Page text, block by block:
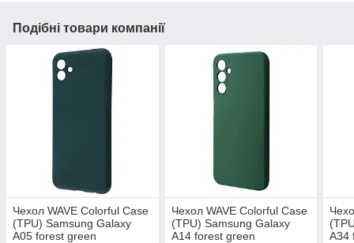
Подібні товари компанії
Чехол WAVE Colorful Case
(TPU) Samsung Galaxy
A05 forest green
Чехол WAVE Colorful Case
(TPU) Samsung Galaxy
A14 forest green
A34